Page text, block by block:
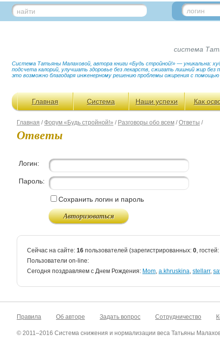
найти логин
система
Система Татьяны Малаховой, автора книги «Будь стройной!» — уникальна:
подсчета калорий, улучшать здоровье без лекарств, сжигать лишний жир
это возможно благодаря инженерному решению проблемы ожирения с
Главная Система Наши успехи Как
Главная /Форум «Будь стройной!» / Разговоры обо всем /Ответы /
Ответы
Логин:
Пароль:
Сохранить логин и пароль
Сейчас на сайте: 16 пользователей (зарегистрированных: 0, гостей:
Пользователи on-line:
Cегодня поздравляем с Днем Рождения: Mom, a.khruskina, stellarr,
Правила Об авторе Задать вопрос Сотрудничество
© 2011–2016 Система снижения и нормализации веса Татьяны